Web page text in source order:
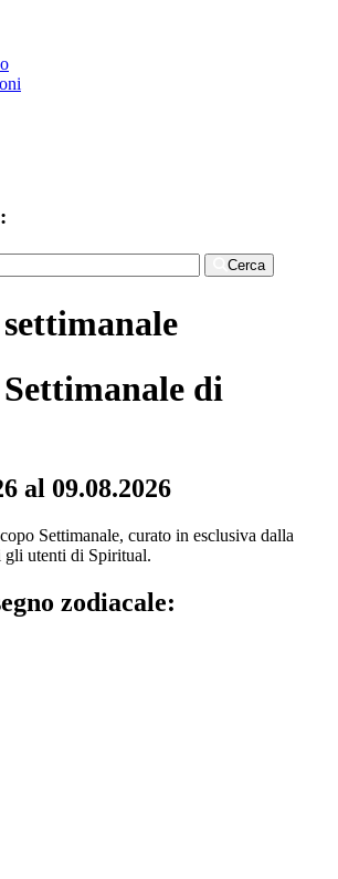
Cerca
di
al 09.08.2026
Settimanale, curato in esclusiva dalla
gli utenti di Spiritual.
zodiacale: